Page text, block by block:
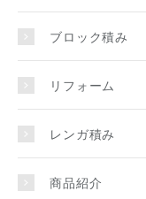
ブロック積み
リフォーム
レンガ積み
商品紹介